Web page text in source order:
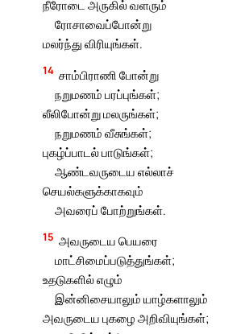
நீரோடை அருகில் வளரும்
ரோசாவைப்போன்று
மலர்ந்து விரியுங்கள்.
14 சாம்பிராணி போன்று
நறுமணம் பரப்புங்கள்;
லீலிபோன்று மலருங்கள்;
நறுமணம் வீசுங்கள்;
புகழ்ப்பாடல் பாடுங்கள்;
ஆண்டவருடைய எல்லாச்
செயல்களுக்காகவும்
அவரைப் போற்றுங்கள்.
15 அவருடைய பெயரை
மாட்சிமைப்படுத்துங்கள்;
உதடுகளில் எழும்
இன்னிசையாலும் யாழ்களாலும்
அவருடைய புகழை அறிவியுங்கள்;